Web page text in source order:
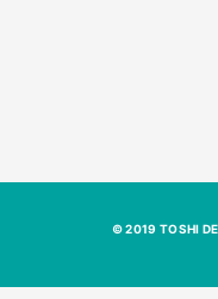
© 2019 TOSHI